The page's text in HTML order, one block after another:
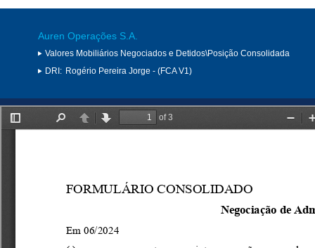
Auren Operações S.A.
Valores Mobiliários Negociados e Detidos\Posição Consolidada
DRI: Rogério Pereira Jorge - (FCA V1)